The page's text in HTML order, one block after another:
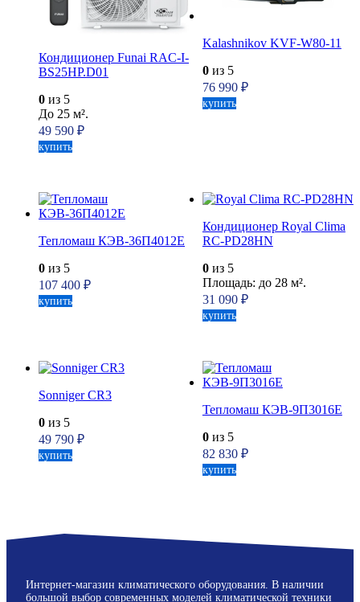
Кондиционер Funai RAC-I-
BS25HP.D01
0 из 5
До 25 м².
49 590 ₽
купить
Kalashnikov KVF-W80-11
0из 5
76 990 ₽
купить
Тепломаш КЭВ-36П4012Е
0 из 5
107 400 ₽
купить
Кондиционер Royal Clima
RC-PD28HN
0из 5
Площадь: до 28 м².
31 090 ₽
купить
Sonniger CR3
0 из 5
49 790 ₽
купить
Тепломаш КЭВ-9П3016Е
0из 5
82 830 ₽
купить
Интернет-магазин климатического оборудования. В наличии
большой выбор современных моделей климатической техники